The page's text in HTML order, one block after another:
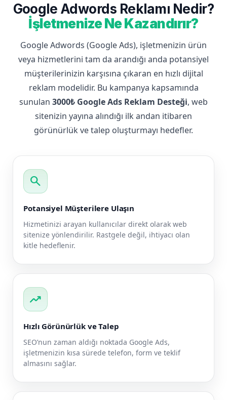
Google Adwords Reklamı Nedir?
İşletmenize Ne Kazandırır?
Google Adwords (Google Ads), işletmenizin ürün
veya hizmetlerini tam da arandığı anda potansiyel
müşterilerinizin karşısına çıkaran en hızlı dijital
reklam modelidir. Bu kampanya kapsamında
sunulan 3000₺ Google Ads Reklam Desteği, web
sitenizin yayına alındığı ilk andan itibaren
görünürlük ve talep oluşturmayı hedefler.
search
Potansiyel Müşterilere Ulaşın
Hizmetinizi arayan kullanıcılar direkt olarak web
sitenize yönlendirilir. Rastgele değil, ihtiyacı olan
kitle hedeflenir.
trending_up
Hızlı Görünürlük ve Talep
SEO’nun zaman aldığı noktada Google Ads,
işletmenizin kısa sürede telefon, form ve teklif
almasını sağlar.